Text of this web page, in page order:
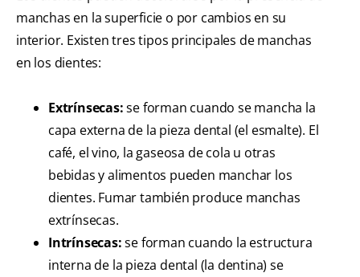
manchas en la superficie o por cambios en su
interior. Existen tres tipos principales de manchas
en los dientes:
Extrínsecas:se forman cuando se mancha la
capa externa de la pieza dental (el esmalte). El
café, el vino, la gaseosa de cola u otras
bebidas y alimentos pueden manchar los
dientes. Fumar también produce manchas
extrínsecas.
Intrínsecas:se forman cuando la estructura
interna de la pieza dental (la dentina) se